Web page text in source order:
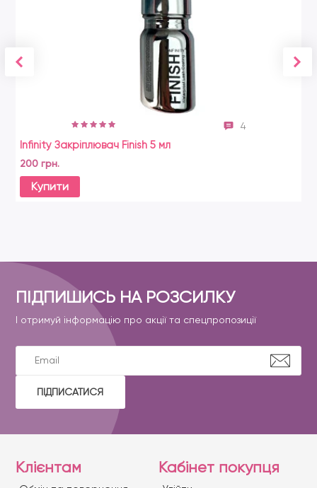
4
Infinity Закріплювач Finish 5 мл
200 грн.
Купити
ПІДПИШИСЬ НА РОЗСИЛКУ
І отримуй інформацію про акції та спецпропозиції
ПІДПИСАТИСЯ
Клієнтам Кабінет покупця